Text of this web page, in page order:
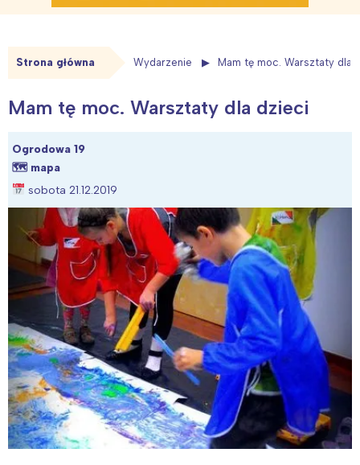
Strona główna Wydarzenie Mam tę moc. Warsztaty dla
Mam tę moc. Warsztaty dla dzieci
Ogrodowa 19
🗺 mapa
sobota 21.12.2019